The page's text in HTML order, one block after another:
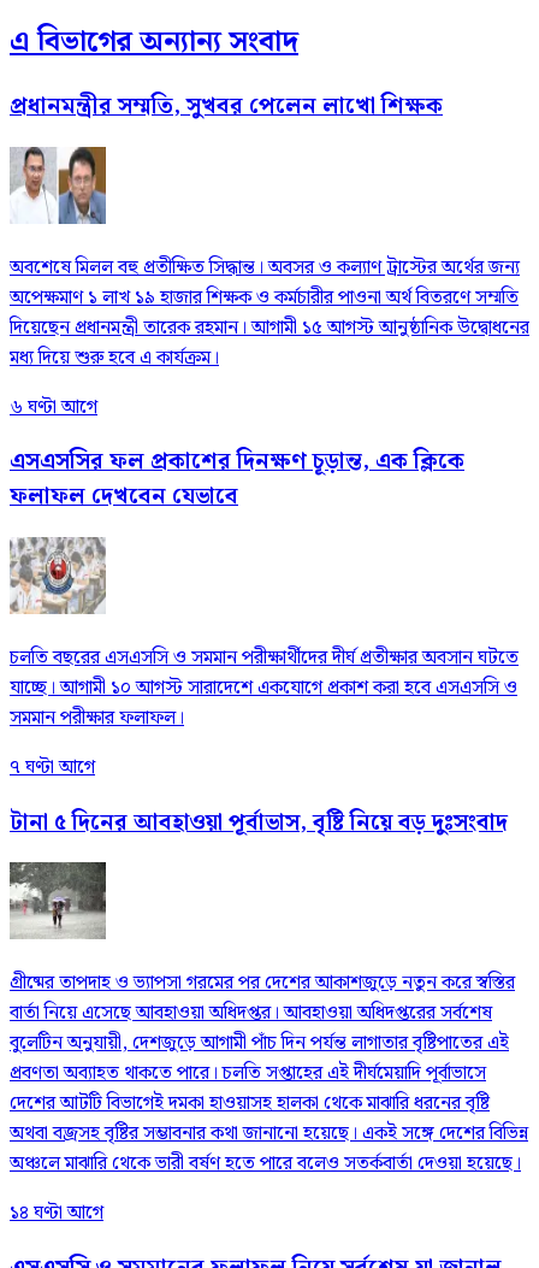
এ বিভাগের অন্যান্য সংবাদ
প্রধানমন্ত্রীর সম্মতি, সুখবর পেলেন লাখো শিক্ষক
অবশেষে মিলল বহু প্রতীক্ষিত সিদ্ধান্ত। অবসর ও কল্যাণ ট্রাস্টের অর্থের জন্য
অপেক্ষমাণ ১ লাখ ১৯ হাজার শিক্ষক ও কর্মচারীর পাওনা অর্থ বিতরণে সম্মতি
দিয়েছেন প্রধানমন্ত্রী তারেক রহমান। আগামী ১৫ আগস্ট আনুষ্ঠানিক উদ্বোধনের
মধ্য দিয়ে শুরু হবে এ কার্যক্রম।
৬ ঘণ্টা আগে
এসএসসির ফল প্রকাশের দিনক্ষণ চূড়ান্ত, এক ক্লিকে
ফলাফল দেখবেন যেভাবে
চলতি বছরের এসএসসি ও সমমান পরীক্ষার্থীদের দীর্ঘ প্রতীক্ষার অবসান ঘটতে
যাচ্ছে। আগামী ১০ আগস্ট সারাদেশে একযোগে প্রকাশ করা হবে এসএসসি ও
সমমান পরীক্ষার ফলাফল।
৭ ঘণ্টা আগে
টানা ৫ দিনের আবহাওয়া পূর্বাভাস, বৃষ্টি নিয়ে বড় দুঃসংবাদ
গ্রীষ্মের তাপদাহ ও ভ্যাপসা গরমের পর দেশের আকাশজুড়ে নতুন করে স্বস্তির
বার্তা নিয়ে এসেছে আবহাওয়া অধিদপ্তর। আবহাওয়া অধিদপ্তরের সর্বশেষ
বুলেটিন অনুযায়ী, দেশজুড়ে আগামী পাঁচ দিন পর্যন্ত লাগাতার বৃষ্টিপাতের এই
প্রবণতা অব্যাহত থাকতে পারে। চলতি সপ্তাহের এই দীর্ঘমেয়াদি পূর্বাভাসে
দেশের আটটি বিভাগেই দমকা হাওয়াসহ হালকা থেকে মাঝারি ধরনের বৃষ্টি
অথবা বজ্রসহ বৃষ্টির সম্ভাবনার কথা জানানো হয়েছে। একই সঙ্গে দেশের বিভিন্ন
অঞ্চলে মাঝারি থেকে ভারী বর্ষণ হতে পারে বলেও সতর্কবার্তা দেওয়া হয়েছে।
১৪ ঘণ্টা আগে